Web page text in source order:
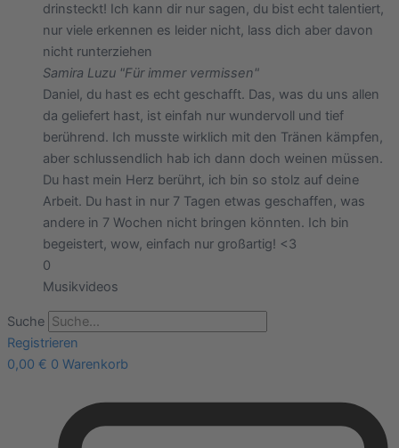
drinsteckt! Ich kann dir nur sagen, du bist echt talentiert,
nur viele erkennen es leider nicht, lass dich aber davon
nicht runterziehen
Samira Luzu "Für immer vermissen"
Daniel, du hast es echt geschafft. Das, was du uns allen
da geliefert hast, ist einfah nur wundervoll und tief
berührend. Ich musste wirklich mit den Tränen kämpfen,
aber schlussendlich hab ich dann doch weinen müssen.
Du hast mein Herz berührt, ich bin so stolz auf deine
Arbeit. Du hast in nur 7 Tagen etwas geschaffen, was
andere in 7 Wochen nicht bringen könnten. Ich bin
begeistert, wow, einfach nur großartig! <3
0
Musikvideos
Suche
Registrieren
0,00 € 0 Warenkorb